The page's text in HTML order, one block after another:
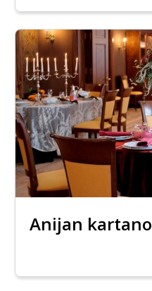
Anijan kartano